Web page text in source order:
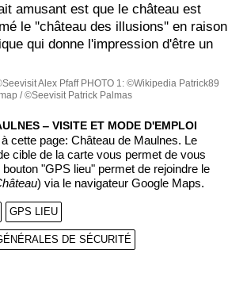
amusant est que le château est
le ''château des illusions'' en raison
qui donne l'impression d'être un
Alex Pfaff PHOTO 1: ©Wikipedia Patrick89
/ ©Seevisit Patrick Palmas
‒ VISITE ET MODE D'EMPLOI
cette page: Château de Maulnes. Le
cible de la carte vous permet de vous
"GPS lieu" permet de rejoindre le
) via le navigateur Google Maps.
GPS LIEU
DE SÉCURITÉ